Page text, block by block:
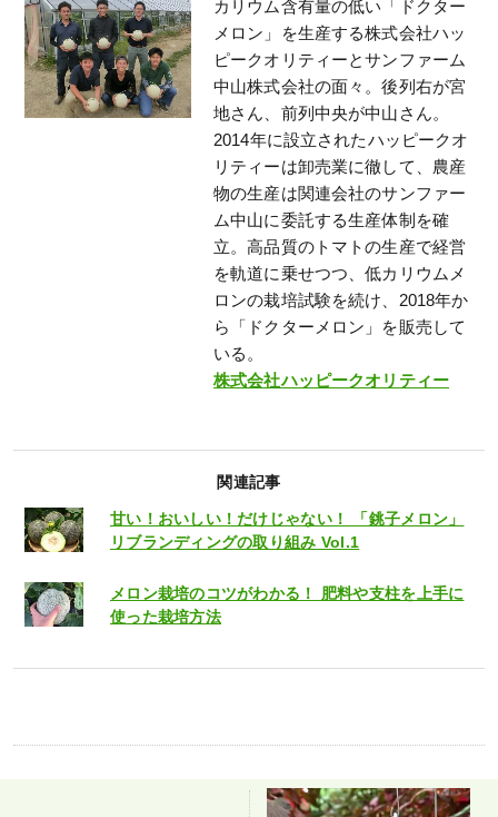
カリウム含有量の低い「ドクター
メロン」を生産する株式会社ハッ
ピークオリティーとサンファーム
中山株式会社の面々。後列右が宮
地さん、前列中央が中山さん。
2014年に設立されたハッピークオ
リティーは卸売業に徹して、農産
物の生産は関連会社のサンファー
ム中山に委託する生産体制を確
立。高品質のトマトの生産で経営
を軌道に乗せつつ、低カリウムメ
ロンの栽培試験を続け、2018年か
ら「ドクターメロン」を販売して
いる。
株式会社ハッピークオリティー
関連記事
甘い！おいしい！だけじゃない！ 「銚子メロン」
リブランディングの取り組み Vol.1
メロン栽培のコツがわかる！ 肥料や支柱を上手に
使った栽培方法